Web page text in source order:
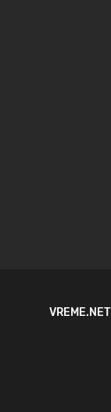
VREME.NET